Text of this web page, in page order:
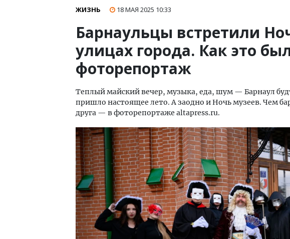
ЖИЗНЬ 18 МАЯ 2025 10:33
Барнаульцы встретили
улицах города. Как это
фоторепортаж
Теплый майский вечер, музыка, еда, шум — Барнаул
пришло настоящее лето. А заодно и Ночь музеев. Чем
друга — в фоторепортаже altapress.ru.